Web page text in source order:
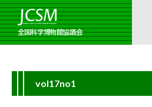
全国科学博物館協議会
vol17no1